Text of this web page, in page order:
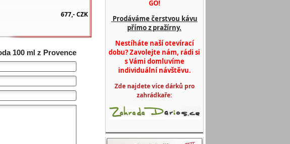
677,-CZK
100 ml z Provence
GO!
Prodáváme čerstvou kávu
přímo z pražírny.
Nestíháte naší otevírací
dobu? Zavolejte nám, rádi si
s Vámi domluvíme
individuální návštěvu.
Zde najdete více dárků pro
zahrádkaře: